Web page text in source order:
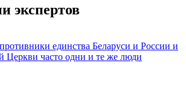
экспертов
единства Беларуси и России и
Церкви часто одни и те же люди